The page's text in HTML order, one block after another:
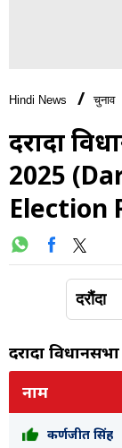
Hindi News चुनाव
दरौंदा
2025
Election
दरौंदा
नाम
कर्णजीत सिंह